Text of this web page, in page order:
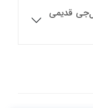
قدیمی